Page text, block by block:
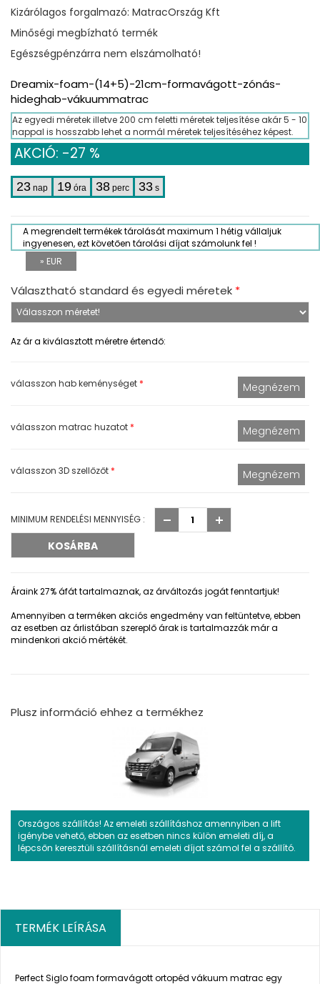
Kizárólagos forgalmazó: MatracOrszág Kft
Minőségi megbízható termék
Egészségpénzárra nem elszámolható!
Dreamix-foam-(14+5)-21cm-formavágott-zónás-
hideghab-vákuummatrac
Az egyedi méretek illetve 200 cm feletti méretek teljesítése akár 5 - 10
nappal is hosszabb lehet a normál méretek teljesítéséhez képest.
AKCIÓ: -27 %
23 nap 19 óra 38 perc 33 s
A megrendelt termékek tárolását maximum 1 hétig vállaljuk
ingyenesen, ezt követően tárolási díjat számolunk fel !
» EUR
Választható standard és egyedi méretek *
Az ár a kiválasztott méretre értendő:
válasszon hab keménységet *
válasszon matrac huzatot *
válasszon 3D szellőzőt *
MINIMUM RENDELÉSI MENNYISÉG :
Áraink 27% áfát tartalmaznak, az árváltozás jogát fenntartjuk!
Amennyiben a terméken akciós engedmény van feltüntetve, ebben
az esetben az árlistában szereplő árak is tartalmazzák már a
mindenkori akció mértékét.
Plusz információ ehhez a termékhez
Országos szállítás! Az emeleti szállításhoz amennyiben a lift
igénybe vehető, ebben az esetben nincs külön emeleti díj, a
lépcsőn keresztüli szállításnál emeleti díjat számol fel a szállító.
TERMÉK LEÍRÁSA
Perfect Siglo foam formavágott ortopéd vákuum matrac egy